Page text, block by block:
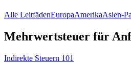
Alle LeitfädenEuropaAmerikaAsien-
Mehrwertsteuer für
Indirekte Steuern 101